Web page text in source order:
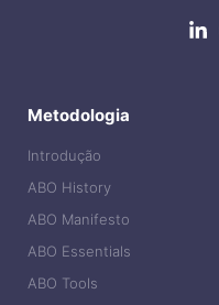
Metodologia
Introdução
ABO History
ABO Manifesto
ABO Essentials
ABO Tools